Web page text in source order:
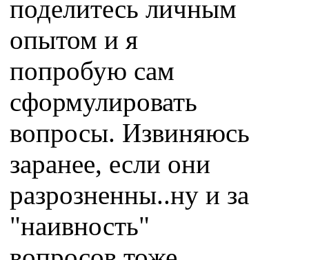
поделитесь личным
опытом и я
попробую сам
сформулировать
вопросы. Извиняюсь
заранее, если они
разрозненны..ну и за
"наивность"